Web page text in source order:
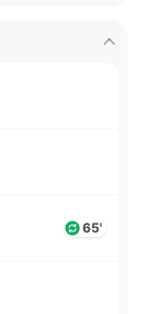
65'